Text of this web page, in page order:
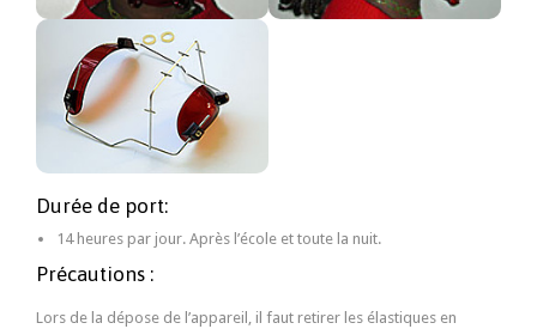
Durée de port:
14 heures par jour. Après l’école et toute la nuit.
Précautions :
Lors de la dépose de l’appareil, il faut retirer les élastiques en